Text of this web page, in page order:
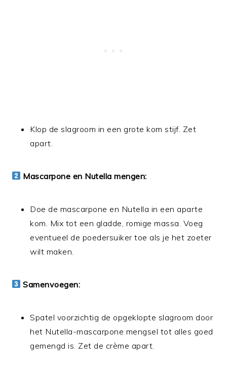
Klop de slagroom in een grote kom stijf. Zet
apart.
Mascarpone en Nutella mengen:
Doe de mascarpone en Nutella in een aparte
kom. Mix tot een gladde, romige massa. Voeg
eventueel de poedersuiker toe als je het zoeter
wilt maken.
Samenvoegen:
Spatel voorzichtig de opgeklopte slagroom door
het Nutella-mascarpone mengsel tot alles goed
gemengd is. Zet de crème apart.